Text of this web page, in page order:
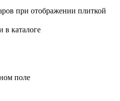
при отображении плиткой
каталоге
поле